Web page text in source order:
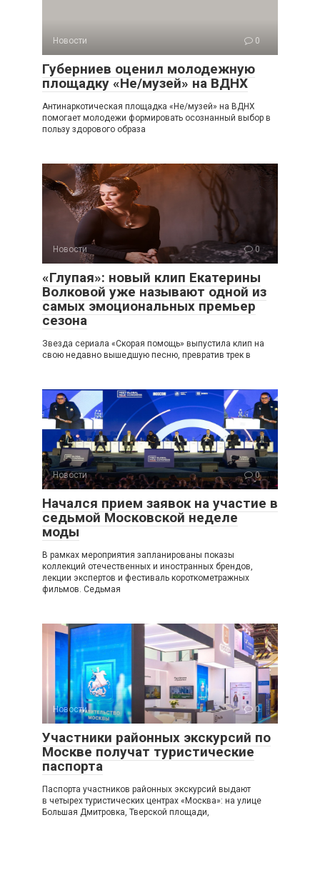
Новости 0
Губерниев оценил молодежную
площадку «Не/музей» на ВДНХ
Антинаркотическая площадка «Не/музей» на ВДНХ
помогает молодежи формировать осознанный выбор в
пользу здорового образа
Новости 0
«Глупая»: новый клип Екатерины
Волковой уже называют одной из
самых эмоциональных премьер
сезона
Звезда сериала «Скорая помощь» выпустила клип на
свою недавно вышедшую песню, превратив трек в
Новости 0
Начался прием заявок на участие в
седьмой Московской неделе
моды
В рамках мероприятия запланированы показы
коллекций отечественных и иностранных брендов,
лекции экспертов и фестиваль короткометражных
фильмов. Седьмая
Новости 0
Участники районных экскурсий по
Москве получат туристические
паспорта
Паспорта участников районных экскурсий выдают
в четырех туристических центрах «Москва»: на улице
Большая Дмитровка, Тверской площади,